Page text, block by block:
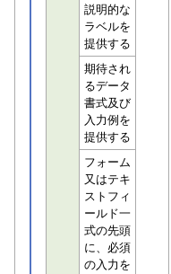
説明的な
ラベルを
提供する
期待され
るデータ
書式及び
入力例を
提供する
フォーム
又はテキ
ストフィ
ールド一
式の先頭
に、必須
の入力を